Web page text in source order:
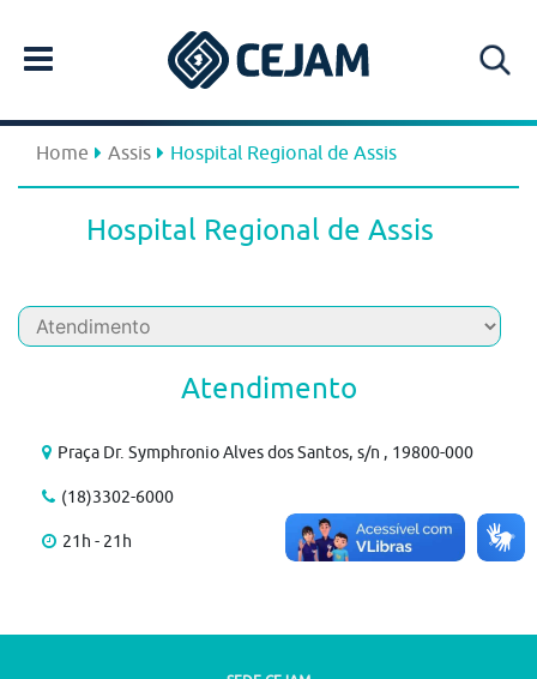
Home Assis Hospital Regional de Assis
Hospital Regional de Assis
Atendimento
Praça Dr. Symphronio Alves dos Santos, s/n , 19800-000
(18)3302-6000
21h - 21h